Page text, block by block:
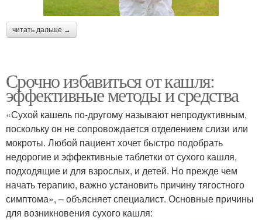
читать дальше →
Срочно избавиться от кашля:
эффективные методы и средства
«Сухой кашель по-другому называют непродуктивным,
поскольку он не сопровождается отделением слизи или
мокроты. Любой пациент хочет быстро подобрать
недорогие и эффективные таблетки от сухого кашля,
подходящие и для взрослых, и детей. Но прежде чем
начать терапию, важно установить причину тягостного
симптома», – объясняет специалист. Основные причины
для возникновения сухого кашля: